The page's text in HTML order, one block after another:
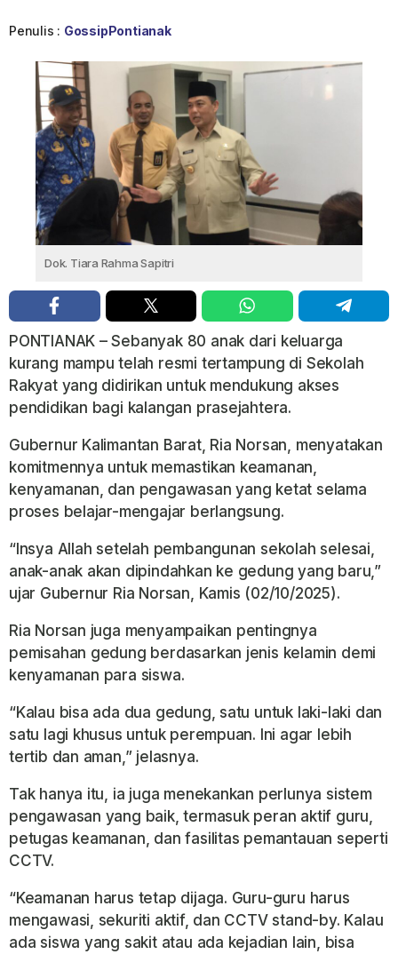
Penulis : GossipPontianak
Dok. Tiara Rahma Sapitri
PONTIANAK – Sebanyak 80 anak dari keluarga
kurang mampu telah resmi tertampung di Sekolah
Rakyat yang didirikan untuk mendukung akses
pendidikan bagi kalangan prasejahtera.
Gubernur Kalimantan Barat, Ria Norsan, menyatakan
komitmennya untuk memastikan keamanan,
kenyamanan, dan pengawasan yang ketat selama
proses belajar-mengajar berlangsung.
“Insya Allah setelah pembangunan sekolah selesai,
anak-anak akan dipindahkan ke gedung yang baru,”
ujar Gubernur Ria Norsan, Kamis (02/10/2025).
Ria Norsan juga menyampaikan pentingnya
pemisahan gedung berdasarkan jenis kelamin demi
kenyamanan para siswa.
“Kalau bisa ada dua gedung, satu untuk laki-laki dan
satu lagi khusus untuk perempuan. Ini agar lebih
tertib dan aman,” jelasnya.
Tak hanya itu, ia juga menekankan perlunya sistem
pengawasan yang baik, termasuk peran aktif guru,
petugas keamanan, dan fasilitas pemantauan seperti
CCTV.
“Keamanan harus tetap dijaga. Guru-guru harus
mengawasi, sekuriti aktif, dan CCTV stand-by. Kalau
ada siswa yang sakit atau ada kejadian lain, bisa